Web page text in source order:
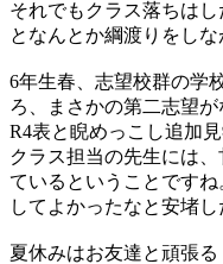
それでもクラス落ちは
となんとか綱渡りをしな
6年生春、志望校群の学
ろ、まさかの第二志望が
R4表と睨めっこし追加
クラス担当の先生には
ているということです
してよかったなと安堵し
夏休みはお友達と頑張